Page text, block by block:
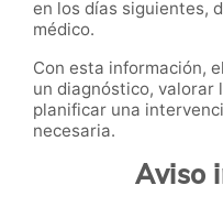
en los días siguientes,
médico.
Con esta información,
un diagnóstico, valorar
planificar una
necesaria.
Aviso